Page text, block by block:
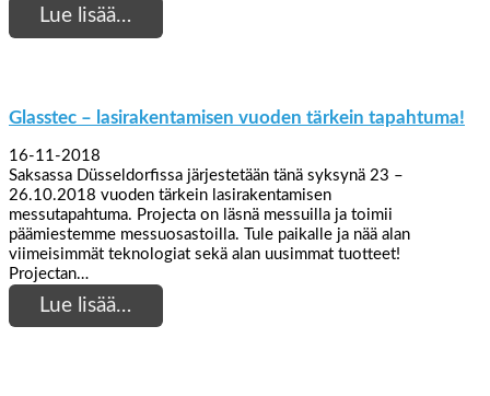
Lue lisää…
Glasstec – lasirakentamisen vuoden tärkein tapahtuma!
16-11-2018
Saksassa Düsseldorfissa järjestetään tänä syksynä 23 –
26.10.2018 vuoden tärkein lasirakentamisen
messutapahtuma. Projecta on läsnä messuilla ja toimii
päämiestemme messuosastoilla. Tule paikalle ja nää alan
viimeisimmät teknologiat sekä alan uusimmat tuotteet!
Projectan…
Lue lisää…